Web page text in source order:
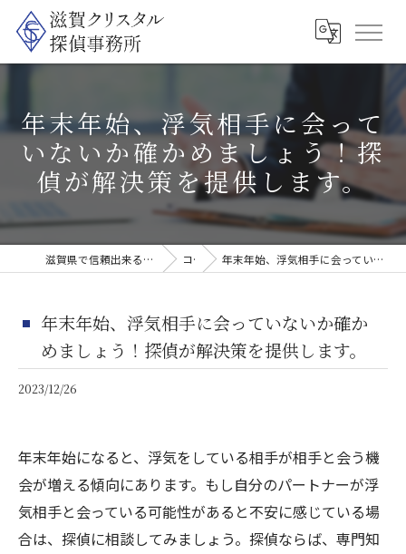
年末年始、浮気相手に会って
いないか確かめましょう！探
偵が解決策を提供します。
滋賀県で信頼出来る探偵なら滋賀クリスタル探偵事務所 コラム 年末年始、浮気相手に会っていないか確かめましょう！探偵が解決策を提供します。
年末年始、浮気相手に会っていないか確か
めましょう！探偵が解決策を提供します。
2023/12/26
年末年始になると、浮気をしている相手が相手と会う機
会が増える傾向にあります。もし自分のパートナーが浮
気相手と会っている可能性があると不安に感じている場
合は、探偵に相談してみましょう。探偵ならば、専門知